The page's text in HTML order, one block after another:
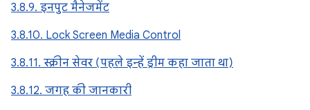
3.8.9. इनपुट मैनेजमेंट
3.8.10. Lock Screen Media Control
3.8.11. स्क्रीन सेवर (पहले इन्हें ड्रीम कहा जाता था)
3.8.12. जगह की जानकारी